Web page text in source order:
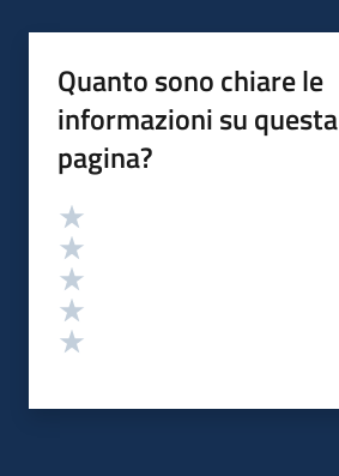
Quanto sono chiare le
informazioni su questa
pagina?
Valutazione